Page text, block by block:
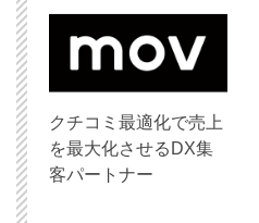
クチコミ最適化で売上
を最大化させるDX集
客パートナー